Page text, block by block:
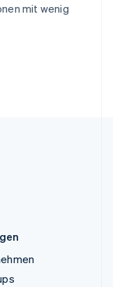
mit wenig